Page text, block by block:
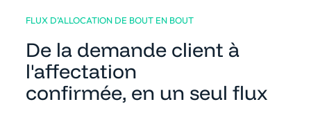
FLUX D’ALLOCATION DE BOUT EN BOUT
De la demande client à
l'affectation
confirmée, en un seul flux